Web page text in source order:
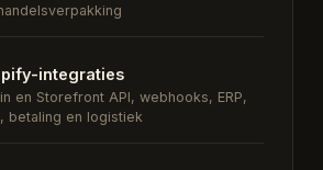
integraties
en Storefront API, webhooks, ERP,
betaling en logistiek